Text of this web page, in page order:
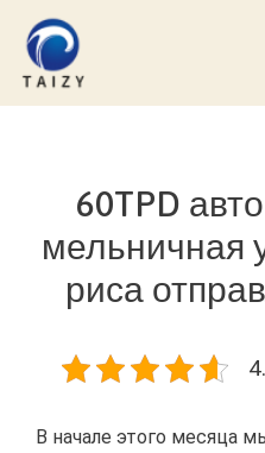
Перейти
содержимому
60TPD
мельничная
риса
В начале этого месяца